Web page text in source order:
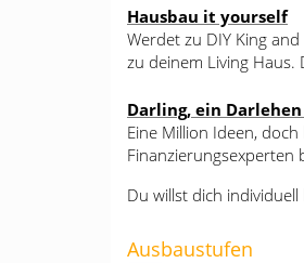
Hausbau it yourself
Werdet zu DIY King
zu deinem Living
Darling, ein
Eine Million Ideen,
Finanzierungsexperten
Du willst dich
Ausbaustufen